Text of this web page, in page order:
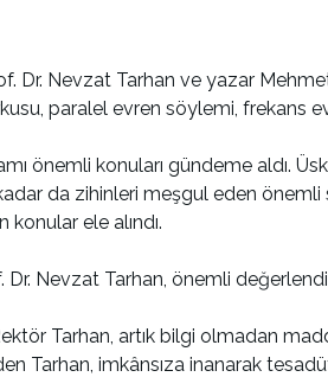
Dr. Nevzat Tarhan ve yazar
paralel evren söylemi, frekans
önemli konuları gündeme aldı.
da zihinleri meşgul eden
ele alındı.
Nevzat Tarhan, önemli
Tarhan, artık bilgi olmadan
imkânsıza inanarak